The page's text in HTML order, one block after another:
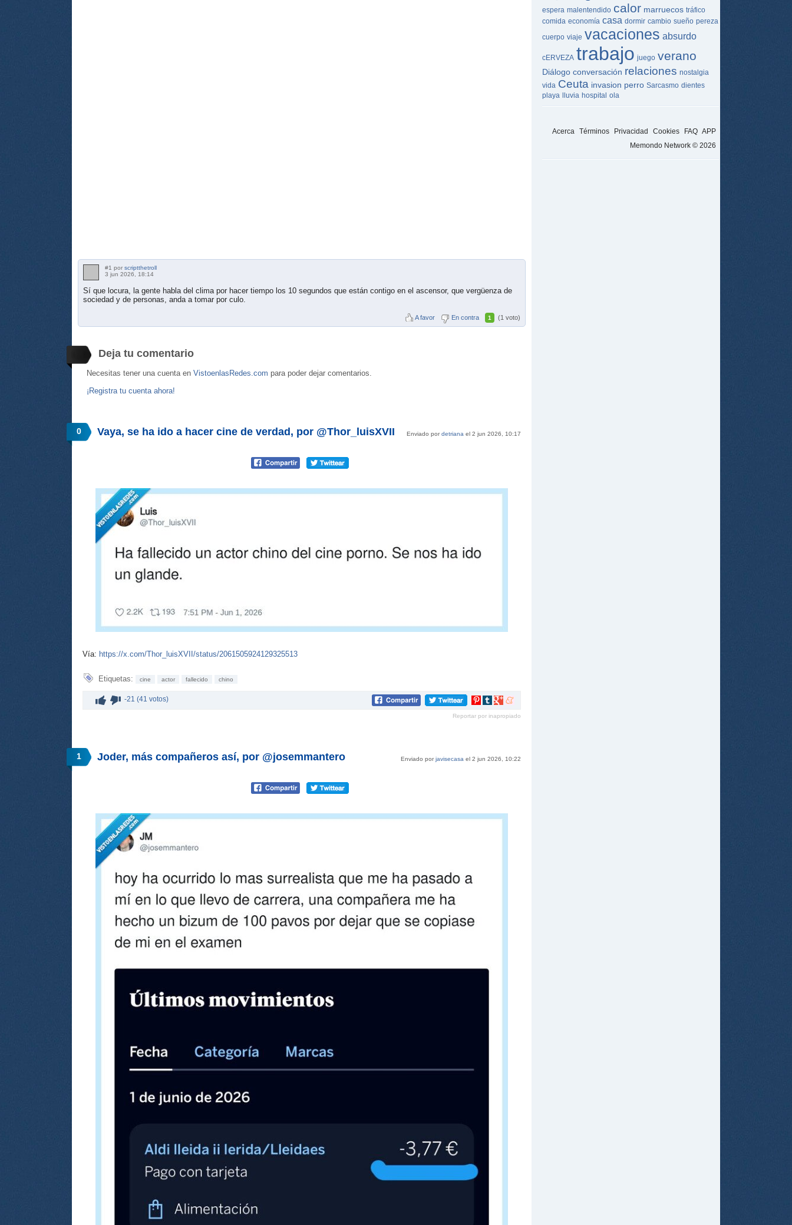
#1 por scriptthetroll
3 jun 2026, 18:14
Sí que locura, la gente habla del clima por hacer tiempo los 10 segundos que están contigo en el ascensor, que vergüenza de
sociedad y de personas, anda a tomar por culo.
A favor En contra 1 (1 voto)
Deja tu comentario
Necesitas tener una cuenta en VistoenlasRedes.com para poder dejar comentarios.
¡Registra tu cuenta ahora!
0 Enviado pordetriana el 2 jun 2026, 10:17
Vaya, se ha ido a hacer cine de verdad, por @Thor_luisXVII
Vía: https://x.com/Thor_luisXVII/status/2061505924129325513
Etiquetas: cine actor fallecido chino
-21 (41 votos)
Compartir
Pinterest
Compartir
tumblr
Compartir
Google+
Compartir
meneame
Reportar por inapropiado
1 Enviado porjavisecasa el 2 jun 2026, 10:22
Joder, más compañeros así, por @josemmantero
espera malentendido calor marruecos tráfico
comida economía casa dormir cambio sueño pereza
cuerpo viaje vacaciones absurdo
cERVEZA trabajo juego verano
Diálogo conversación relaciones nostalgia
vida Ceuta invasion perro Sarcasmo dientes
playa lluvia hospital ola
Acerca Términos Privacidad Cookies FAQ APP
Memondo Network © 2026